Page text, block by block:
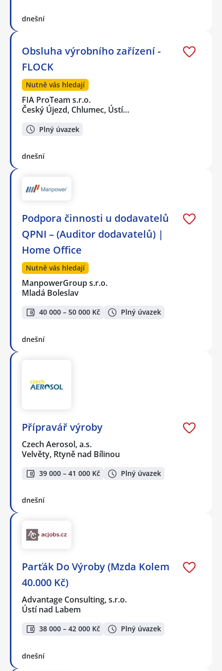
dnešní
Obsluha výrobního zařízení -
FLOCK
Nutně vás hledají
FIA ProTeam s.r.o.
Český Újezd, Chlumec, Ústí…
Plný úvazek
dnešní
Podpora činnosti u dodavatelů
QPNI – (Auditor dodavatelů) |
Home Office
Nutně vás hledají
ManpowerGroup s.r.o.
Mladá Boleslav
40 000 – 50 000 Kč Plný úvazek
dnešní
Přípravář výroby
Czech Aerosol, a.s.
Velvěty, Rtyně nad Bílinou
39 000 – 41 000 Kč Plný úvazek
dnešní
Parťák Do Výroby (Mzda Kolem
40.000 Kč)
Advantage Consulting, s.r.o.
Ústí nad Labem
38 000 – 42 000 Kč Plný úvazek
dnešní